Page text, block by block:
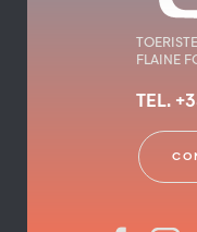
FLAINE
TEL.